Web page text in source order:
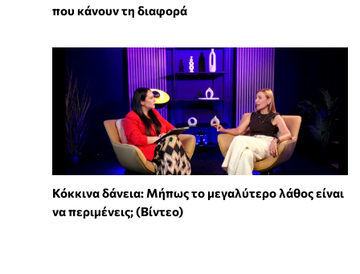
που κάνουν τη διαφορά
Κόκκινα δάνεια: Μήπως το μεγαλύτερο λάθος είναι
να περιμένεις; (Βίντεο)